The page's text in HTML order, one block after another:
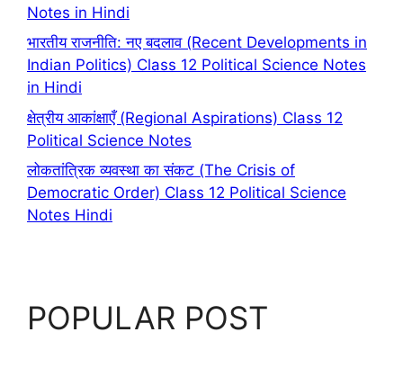
Notes in Hindi
भारतीय राजनीति: नए बदलाव (Recent Developments in
Indian Politics) Class 12 Political Science Notes
in Hindi
क्षेत्रीय आकांक्षाएँ (Regional Aspirations) Class 12
Political Science Notes
लोकतांत्रिक व्यवस्था का संकट (The Crisis of
Democratic Order) Class 12 Political Science
Notes Hindi
POPULAR POST